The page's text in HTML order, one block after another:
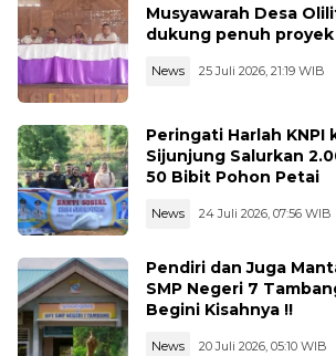
Musyawarah Desa
dukung penuh
News 25 Juli 2026, 21:19 WIB
Peringati Harlah KNPI
Sijunjung Salurkan
50 Bibit Pohon Petai
News 24 Juli 2026, 07:56 WIB
Pendiri dan Juga
SMP Negeri 7
Begini Kisahnya !!
News 20 Juli 2026, 05:10 WIB